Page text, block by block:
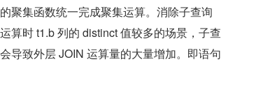
聚集函数统一完成聚集运算。消除子查询
算时 t1.b 列的 distinct 值较多的场景，子查
导致外层 JOIN 运算量的大量增加。即语句